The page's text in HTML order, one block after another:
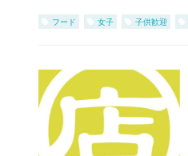
フード 女子 子供歓迎